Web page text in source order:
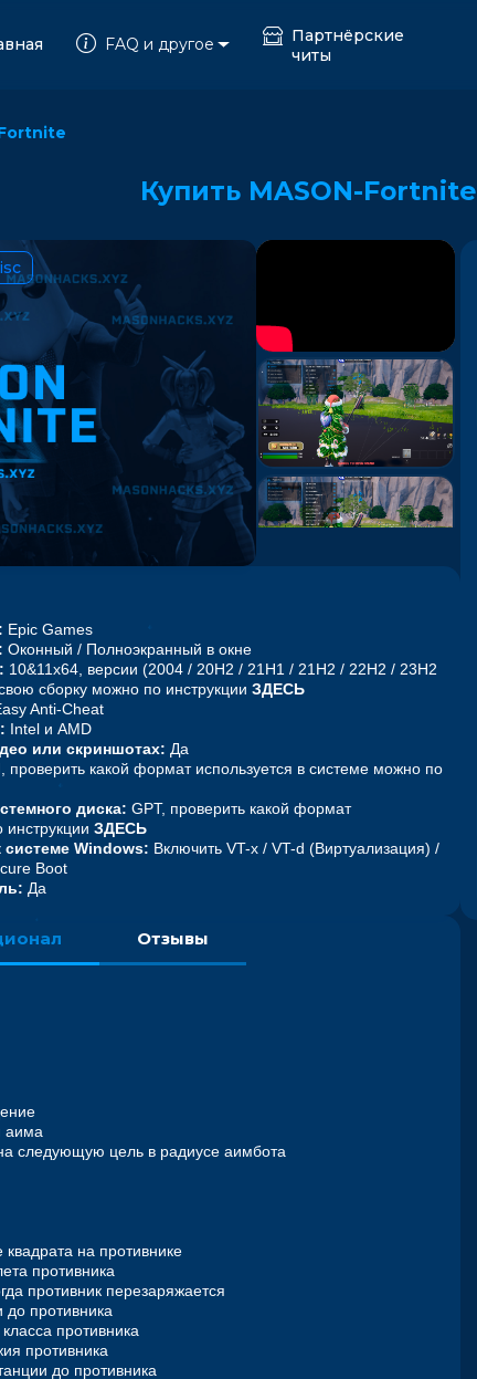
FAQ и другое
Партнёрские
читы
Купить MASON-Fortnite
Epic Games
Оконный / Полноэкранный в окне
10&11x64, версии (2004 / 20H2 / 21H1 / 21H2 / 22H2 / 23H2
сборку можно по инструкции ЗДЕСЬ
Anti-Cheat
Intel и AMD
или скриншотах: Да
проверить какой формат используется в системе можно по
диска: GPT, проверить какой формат
ЗДЕСЬ
Windows: Включить VT-x / VT-d (Виртуализация) /
Boot
Да
Отзывы
аима
следующую цель в радиусе аимбота
на противнике
противника
противник перезаряжается
противника
противника
противника
до противника